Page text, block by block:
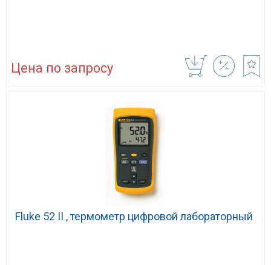
Цена по запросу
Fluke 52 II , термометр цифровой лабораторный